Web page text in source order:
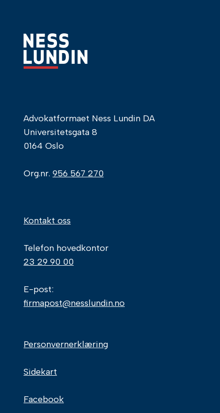
Advokatformaet Ness Lundin DA
Universitetsgata 8
0164 Oslo
Org.nr. 956 567 270
Kontakt oss
Telefon hovedkontor
23 29 90 00
E-post:
firmapost@nesslundin.no
Personvernerklæring
Sidekart
Facebook